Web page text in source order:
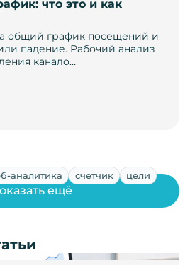
что это и как
общий график посещений и
падение. Рабочий анализ
канало…
аналитика счетчик цели
ещё